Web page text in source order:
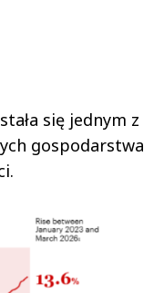
się jednym z
gospodarstwa